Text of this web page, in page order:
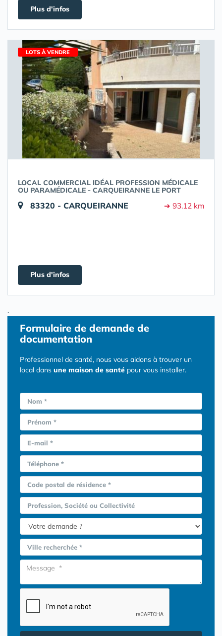
Plus d'infos
LOTS À VENDRE
LOCAL COMMERCIAL IDÉAL PROFESSION MÉDICALE
OU PARAMÉDICALE - CARQUEIRANNE LE PORT
83320 - CARQUEIRANNE ➔ 93.12 km
Plus d'infos
.
Formulaire de demande de
documentation
Professionnel de santé, nous vous aidons à trouver un
local dans une maison de santé pour vous installer.
Nom *
Prénom *
E-mail *
Téléphone *
Code postal de résidence *
Profession, Société ou Collectivité
Ville recherchée *